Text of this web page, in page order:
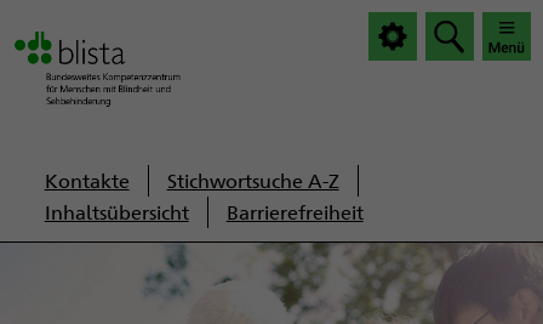
Servicenavigation
Kontakte
Stichwortsuche A-Z
Inhaltsübersicht
Barrierefreiheit